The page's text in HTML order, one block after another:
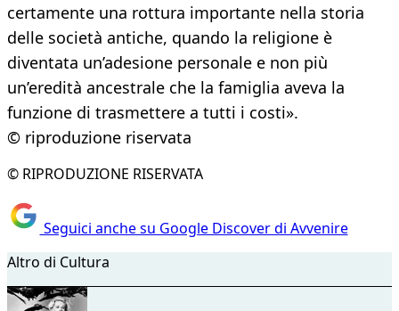
certamente una rottura importante nella storia
delle società antiche, quando la religione è
diventata un’adesione personale e non più
un’eredità ancestrale che la famiglia aveva la
funzione di trasmettere a tutti i costi».
© riproduzione riservata
© RIPRODUZIONE RISERVATA
Seguici anche su Google Discover di Avvenire
Altro di Cultura